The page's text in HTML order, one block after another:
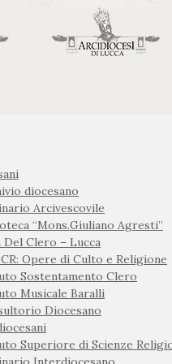
diocesano
Arcivescovile
“Mons.Giuliano Agresti”
Del Clero – Lucca
Opere di Culto e Religione
Sostentamento Clero
Musicale Baralli
Diocesano
Superiore di Scienze